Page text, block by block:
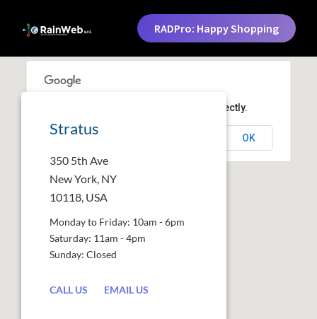
RADPro: Happy Shopping
Stratus
350 5th Ave
New York, NY
10118, USA
Monday to Friday: 10am - 6pm
Saturday: 11am - 4pm
Sunday: Closed
CALL US EMAIL US
This page can't load Google Maps correctly.
OK